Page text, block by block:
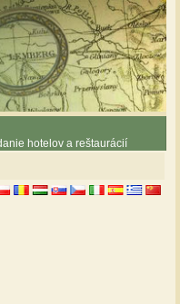
hotelov a reštaurácií